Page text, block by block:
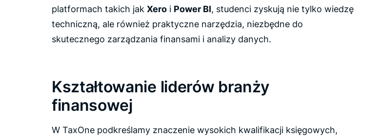
platformach takich jak Xero i Power BI, studenci zyskują nie tylko wiedzę
techniczną, ale również praktyczne narzędzia, niezbędne do
skutecznego zarządzania finansami i analizy danych.
Kształtowanie liderów branży
finansowej
W TaxOne podkreślamy znaczenie wysokich kwalifikacji księgowych,